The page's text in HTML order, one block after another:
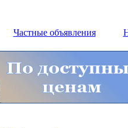
Частные объявления